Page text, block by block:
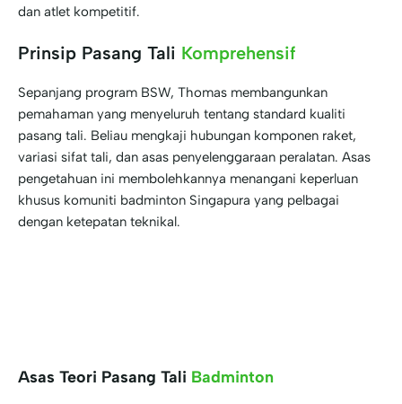
dan atlet kompetitif.
Prinsip Pasang Tali Komprehensif
Sepanjang program BSW, Thomas membangunkan
pemahaman yang menyeluruh tentang standard kualiti
pasang tali. Beliau mengkaji hubungan komponen raket,
variasi sifat tali, dan asas penyelenggaraan peralatan. Asas
pengetahuan ini membolehkannya menangani keperluan
khusus komuniti badminton Singapura yang pelbagai
dengan ketepatan teknikal.
Asas Teori Pasang Tali Badminton